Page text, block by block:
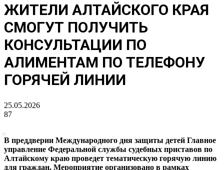
ЖИТЕЛИ АЛТАЙСКОГО КРАЯ
СМОГУТ ПОЛУЧИТЬ
КОНСУЛЬТАЦИИ ПО
АЛИМЕНТАМ ПО ТЕЛЕФОНУ
ГОРЯЧЕЙ ЛИНИИ
25.05.2026
87
В преддверии Международного дня защиты детей Главное
управление Федеральной службы судебных приставов по
Алтайскому краю проведет тематическую горячую линию
для граждан. Мероприятие организовано в рамках